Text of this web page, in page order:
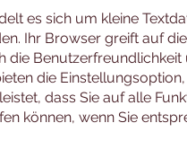
es sich um kleine
Ihr Browser greift auf
die Benutzerfreundlichkeit
die
dass Sie auf alle
können, wenn Sie